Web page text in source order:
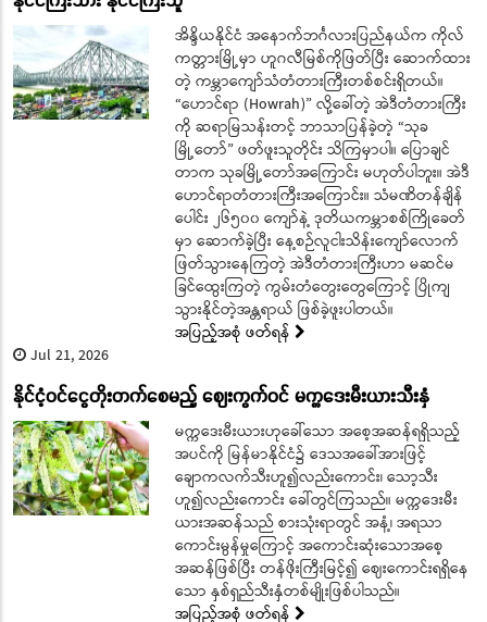
အိန္ဒိယနိုင်ငံ အနောက်ဘင်္ဂလားပြည်နယ်က ကိုလ်
ကတ္တားမြို့မှာ ဟူဂလီမြစ်ကိုဖြတ်ပြီး ဆောက်ထား
တဲ့ ကမ္ဘာကျော်သံတံတားကြီးတစ်စင်းရှိတယ်။
“ဟောင်ရာ (Howrah)” လို့ခေါ်တဲ့ အဲဒီတံတားကြီး
ကို ဆရာမြသန်းတင့် ဘာသာပြန်ခဲ့တဲ့ “သုခ
မြို့တော်” ဖတ်ဖူးသူတိုင်း သိကြမှာပါ။ ပြောချင်
တာက သုခမြို့တော်အကြောင်း မဟုတ်ပါဘူး။ အဲဒီ
ဟောင်ရာတံတားကြီးအကြောင်း။ သံမဏိတန်ချိန်
ပေါင်း ၂၆၅၀၀ ကျော်နဲ့ ဒုတိယကမ္ဘာစစ်ကြိုခေတ်
မှာ ဆောက်ခဲ့ပြီး နေ့စဉ်လူငါးသိန်းကျော်လောက်
ဖြတ်သွားနေကြတဲ့ အဲဒီတံတားကြီးဟာ မဆင်မ
ခြင်ထွေးကြတဲ့ ကွမ်းတံတွေးတွေကြောင့် ပြိုကျ
သွားနိုင်တဲ့အန္တရာယ် ဖြစ်ခဲ့ဖူးပါတယ်။
အပြည့်အစုံ ဖတ်ရန်
Jul 21, 2026
နိုင်ငံ့ဝင်ငွေတိုးတက်စေမည့် ဈေးကွက်ဝင် မက္ကဒေးမီးယားသီးနှံ
မက္ကဒေးမီးယားဟုခေါ်သော အစေ့အဆန်ရရှိသည့်
အပင်ကို မြန်မာနိုင်ငံ၌ ဒေသအခေါ်အားဖြင့်
ချောကလက်သီးဟူ၍လည်းကောင်း၊ သော့သီး
ဟူ၍လည်းကောင်း ခေါ်တွင်ကြသည်။ မက္ကဒေးမီး
ယားအဆန်သည် စားသုံးရာတွင် အနံ့၊ အရသာ
ကောင်းမွန်မှုကြောင့် အကောင်းဆုံးသောအစေ့
အဆန်ဖြစ်ပြီး တန်ဖိုးကြီးမြင့်၍ ဈေးကောင်းရရှိနေ
သော နှစ်ရှည်သီးနှံတစ်မျိုးဖြစ်ပါသည်။
အပြည့်အစုံ ဖတ်ရန်